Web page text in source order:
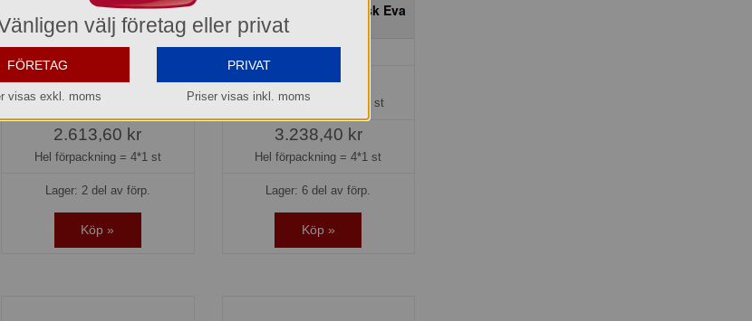
Gryta 3,6 l / 20 cm RS 3 lager
Eva Trio
2024360
653,40 kr
Del av förpackning =
2.613,60 kr
Hel förpackning = 4*1 st
Lager: 2 del av förp.
Köp »
Gryta 3,6 L RS Keramisk Eva
212436
809,60 kr
Del av förpackning = 1 st
3.238,40 kr
Hel förpackning =4*1 st
Lager: 6 del av förp.
Köp »
välj företag eller privat
FÖRETAG
visas exkl. moms
PRIVAT
Priser visas inkl. moms